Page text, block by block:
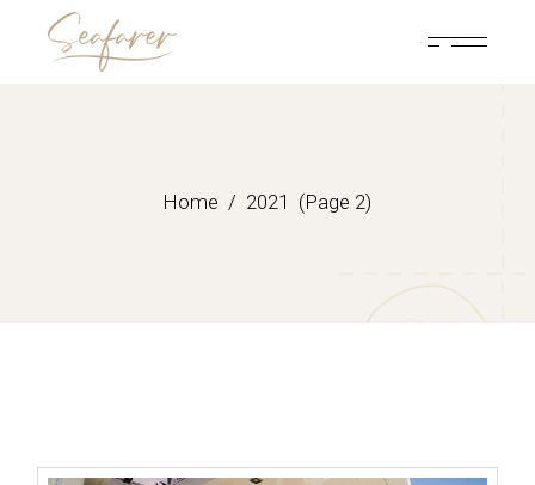
content
Home 2021 (Page 2)